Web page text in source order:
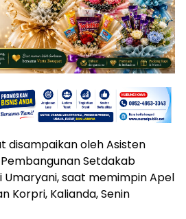
disampaikan oleh Asisten
Setdakab
Umaryani, saat memimpin Apel
Korpri, Kalianda, Senin